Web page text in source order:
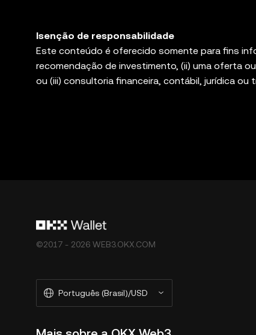
Isenção de responsabilidade
Este conteúdo é oferecido somente para fins
recomendação de investimento, (ii) uma oferta
ou (iii) consultoria financeira, contábil, jurídica
©2017 - 2026 WEB3.OKX.COM
Português (Brasil)/USD